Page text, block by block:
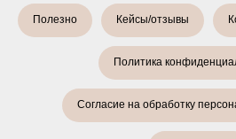
Полезно Кейсы/отзывы
Политика
Согласие на обработку